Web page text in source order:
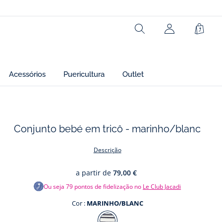
Rechercher Cesto
Acessórios Puericultura Outlet
Conjunto bebé em tricô - marinho/blanc
Descrição
a partir de 79,00 €
Ou seja79 pontos de fidelização no Le Club Jacadi
Cor : MARINHO/BLANC
Cor